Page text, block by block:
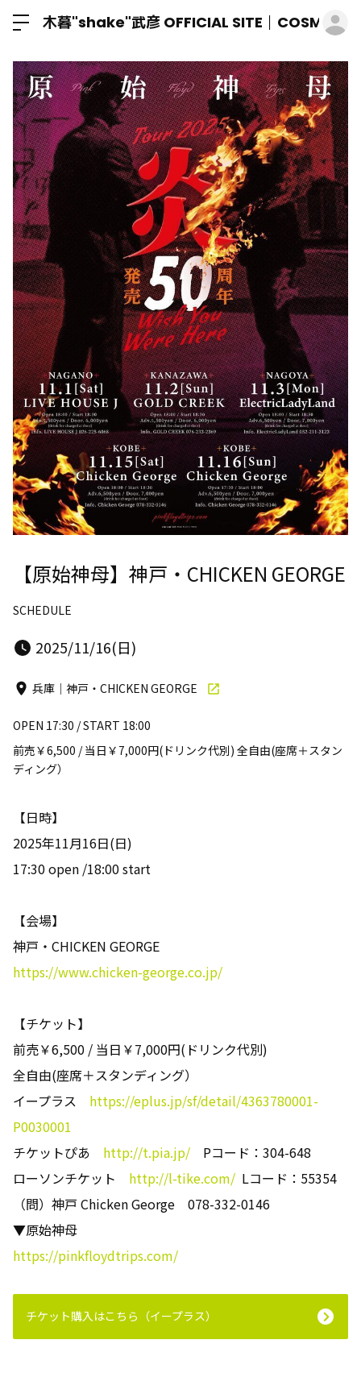
木暮"shake"武彦 OFFICIAL SITE│COSMIC
【原始神母】神戸・CHICKEN GEORGE
SCHEDULE
2025/11/16(日)
兵庫｜神戸・CHICKEN GEORGE
OPEN 17:30 / START 18:00
前売￥6,500 / 当日￥7,000円(ドリンク代別) 全自由(座席＋スタン
ディング）
【日時】
2025年11月16日(日)
17:30 open /18:00 start
【会場】
神戸・CHICKEN GEORGE
https://www.chicken-george.co.jp/
【チケット】
前売￥6,500 / 当日￥7,000円(ドリンク代別)
全自由(座席＋スタンディング）
イープラス https://eplus.jp/sf/detail/4363780001-
P0030001
チケットぴあ http://t.pia.jp/ Pコード：304-648
ローソンチケット http://l-tike.com/ Lコード：55354
（問）神戸 Chicken George 078-332-0146
▼原始神母
https://pinkfloydtrips.com/
チケット購入はこちら（イープラス）